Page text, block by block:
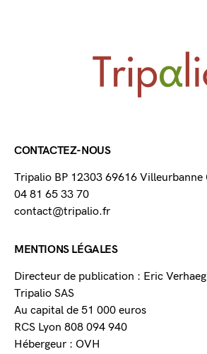
CONTACTEZ-NOUS
Tripalio BP 12303 69616 Villeurbanne
04 81 65 33 70
contact@tripalio.fr
MENTIONS LÉGALES
Directeur de publication : Eric
Tripalio SAS
Au capital de 51 000 euros
RCS Lyon 808 094 940
Hébergeur : OVH